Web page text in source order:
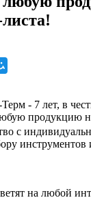
- 7 лет, в
продукцию
с
инструментов
на любой